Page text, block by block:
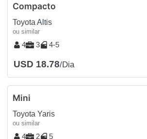
Compacto
Toyota Altis
ou similar
4 3 4-5
USD 18.78/Dia
Mini
Toyota Yaris
ou similar
4 2 5